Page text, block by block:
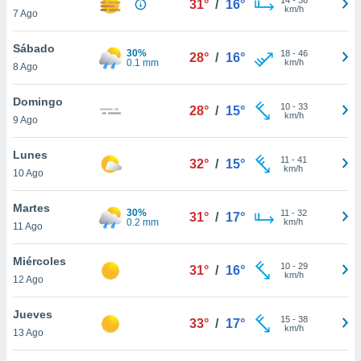
más
nuestra
y
de
disponible
cookies
aceptar
7 Ago
31° / 16°
km/h
Sábado
8 Ago
30%
0.1 mm
28° / 16° 18- 46
km/h
Domingo
9 Ago
28° / 15° 10- 33
km/h
Lunes
10 Ago
32° / 15° 11 - 41
km/h
Martes
11 Ago
30%
0.2 mm
31° / 17° 11 - 32
km/h
Miércoles
12 Ago
31° / 16° 10- 29
km/h
Jueves
13 Ago
33° / 17° 15- 38
km/h